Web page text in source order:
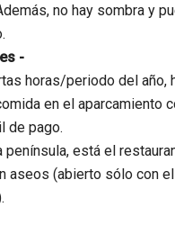
no hay sombra y
-
horas/periodo del año,
en el aparcamiento
de pago.
península, está el
aseos (abierto sólo con el